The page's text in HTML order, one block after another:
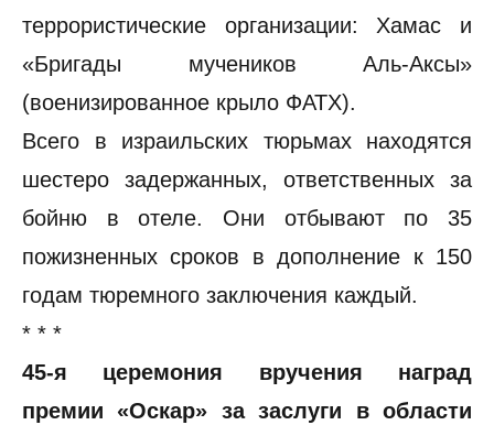
террористические организации: Хамас и
«Бригады мучеников Аль-Аксы»
(военизированное крыло ФАТХ).
Всего в израильских тюрьмах находятся
шестеро задержанных, ответственных за
бойню в отеле. Они отбывают по 35
пожизненных сроков в дополнение к 150
годам тюремного заключения каждый.
* * *
45-я церемония вручения наград
премии «Оскар» за заслуги в области